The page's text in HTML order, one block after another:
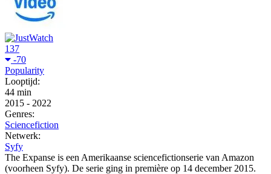
137
-70
Popularity
Looptijd:
44 min
2015 - 2022
Genres:
Sciencefiction
Netwerk:
Syfy
The Expanse is een Amerikaanse sciencefictionserie van Amazon
(voorheen Syfy). De serie ging in première op 14 december 2015.